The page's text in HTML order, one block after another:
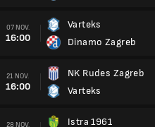
07 NOV.
16:00
Varteks
Dinamo Zagreb
21 NOV.
16:00
NK Rudes Zagreb
Varteks
28 NOV.
Istra 1961